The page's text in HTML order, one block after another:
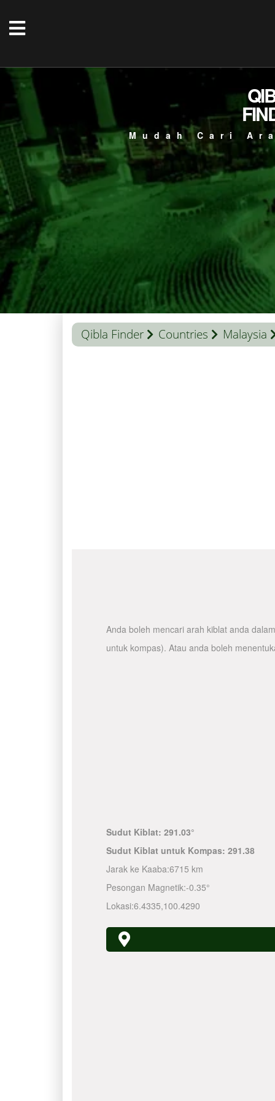
Mudah Cari
Qibla Finder Countries Malaysia
Anda boleh mencari arah kiblat anda
untuk kompas). Atau anda boleh
Sudut Kiblat: 291.03°
Sudut Kiblat untuk Kompas: 291.38
Jarak ke Kaaba:6715 km
Pesongan Magnetik:-0.35°
Lokasi:6.4335,100.4290